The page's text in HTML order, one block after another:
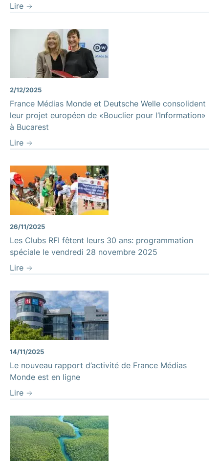
Lire
2/12/2025
France Médias Monde et Deutsche Welle consolident
leur projet européen de «Bouclier pour l’Information»
à Bucarest
Lire
26/11/2025
Les Clubs RFI fêtent leurs 30 ans: programmation
spéciale le vendredi 28 novembre 2025
Lire
14/11/2025
Le nouveau rapport d’activité de France Médias
Monde est en ligne
Lire